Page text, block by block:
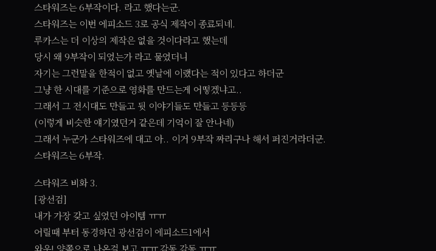
스타워즈는 6부작이다. 라고 했다는군.
스타워즈는 이번 에피소드 3로 공식 제작이 종료되네.
루카스는 더 이상의 제작은 없을 것이다라고 했는데
당시 왜 9부작이 되었는가 라고 물었더니
자기는 그런말을 한적이 없고 옛날에 이랬다는 적이 있다고 하더군
그냥 한 시대를 기준으로 영화를 만드는게 어떻겠냐고..
그래서 그 전시대도 만들고 뒷 이야기들도 만들고 등등등
(이렇게 비슷한 얘기였던거 같은데 기억이 잘 안나네)
그래서 누군가 스타워즈에 대고 아.. 이거 9부작 짜리구나 해서 퍼진거라더군.
스타워즈는 6부작.
스타워즈 비화 3.
[광선검]
내가 가장 갖고 싶었던 아이템 ㅠㅠ
어릴때 부터 동경하던 광선검이 에피소드1에서
와우! 양쪽으로 나온걸 보고 ㅠㅠ 감동 감동 ㅠㅠ